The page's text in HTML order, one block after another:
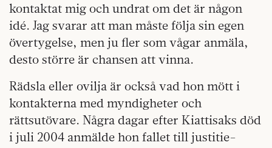
kontaktat mig och undrat om det är någon
idé. Jag svarar att man måste följa sin egen
övertygelse, men ju fler som vågar anmäla,
desto större är chansen att vinna.
Rädsla eller ovilja är också vad hon mött i
kontakterna med myndigheter och
rättsutövare. Några dagar efter Kiattisaks död
i juli 2004 anmälde hon fallet till justitie­